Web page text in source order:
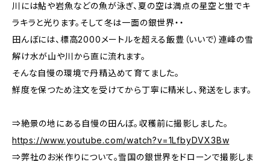
川には鮎や岩魚などの魚が泳ぎ、夏の空は満点の星空と蛍でキ
ラキラと光ります。そして冬は一面の銀世界・・
田んぼには、標高2000メートルを超える飯豊（いいで）連峰の雪
解け水が山や川から直に流れます。
そんな自慢の環境で丹精込めて育てました。
鮮度を保つため注文を受けてから丁寧に精米し、発送をします。
⇒絶景の地にある自慢の田んぼ。収穫前に撮影しました。
https://www.youtube.com/watch?v=1LfbyDVX3Bw
⇒弊社のお米作りについて。雪国の銀世界をドローンで撮影しま